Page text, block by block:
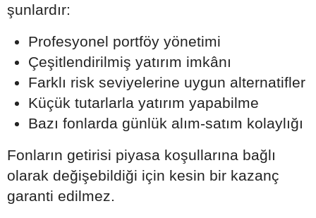
şunlardır:
Profesyonel portföy yönetimi
Çeşitlendirilmiş yatırım imkânı
Farklı risk seviyelerine uygun alternatifler
Küçük tutarlarla yatırım yapabilme
Bazı fonlarda günlük alım-satım kolaylığı
Fonların getirisi piyasa koşullarına bağlı
olarak değişebildiği için kesin bir kazanç
garanti edilmez.